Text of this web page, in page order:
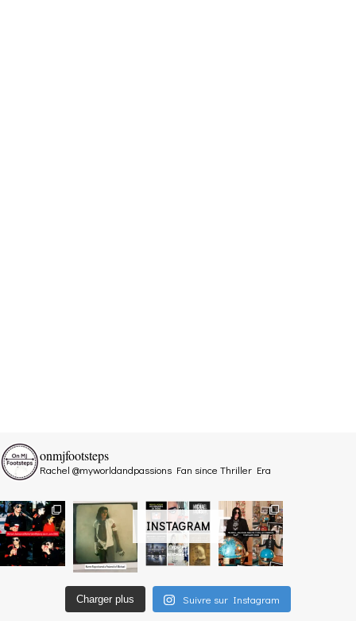
INSTAGRAM
onmjfootsteps
Rachel @myworldandpassions Fan since Thriller Era
Charger plus Suivre sur Instagram